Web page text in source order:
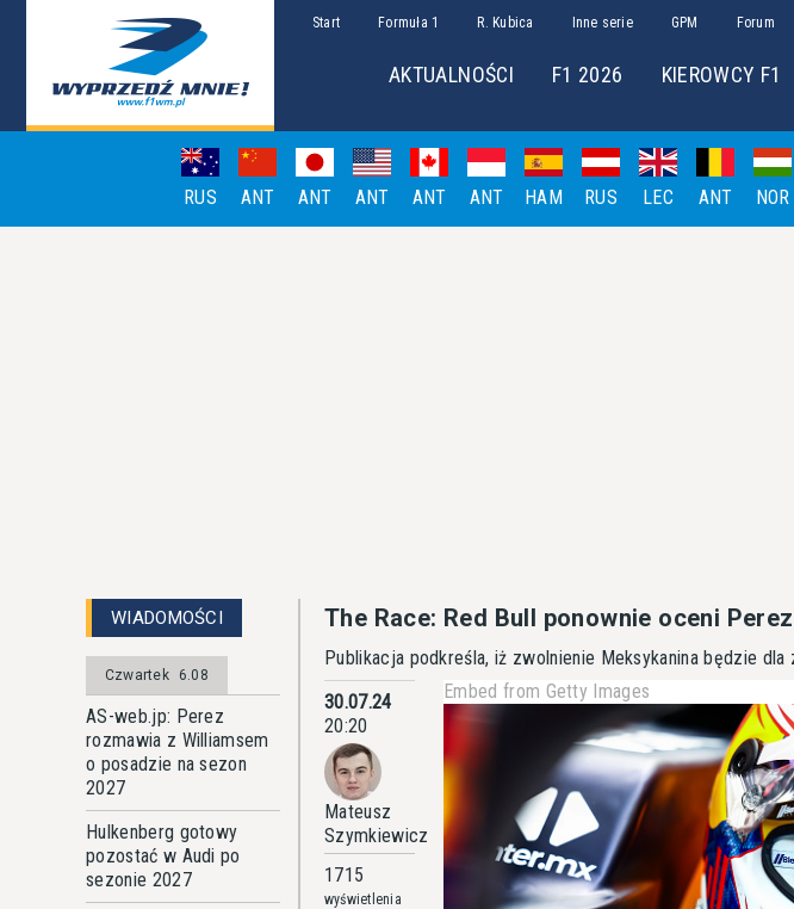
Start Formuła 1 R. Kubica Inne serie GPM Forum
AKTUALNOŚCI F1 2026 KIEROWCY F1
RUS ANT ANT ANT ANT ANT HAM RUS LEC ANT NOR
WIADOMOŚCI
Czwartek 6.08
AS-web.jp: Perez
rozmawia z Williamsem
o posadzie na sezon
2027
Hulkenberg gotowy
pozostać w Audi po
sezonie 2027
The Race: Red Bull ponownie oceni
Publikacja podkreśla, iż zwolnienie Meksykanina będzie dla
30.07.24
20:20
Mateusz
Szymkiewicz
1715
wyświetlenia
Embed from Getty Images